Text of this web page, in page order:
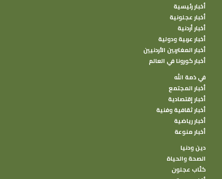
أخبار رئيسية
أخبار عجلونية
أخبار أردنية
أخبار عربية ودولية
أخبار المغتربين الأردنيين
أخبار كورونا في العالم
في ذمة الله
أخبار المجتمع
أخبار إقتصادية
أخبار ثقافية وفنية
أخبار رياضية
أخبار منوعة
دين ودنيا
الصحة والحياة
كتًاب عجلون